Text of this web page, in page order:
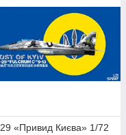
«Привид Києва» 1/72